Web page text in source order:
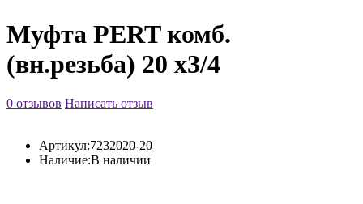
Муфта PERT комб.
(вн.резьба) 20 x3/4
0 отзывов Написать отзыв
Артикул:7232020-20
Наличие:В наличии